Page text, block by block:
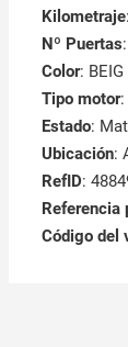
Kilometraje
Nº Puertas
Color: BEIG
Tipo motor:
Estado:
Ubicación:
RefID:
Referencia
Código del